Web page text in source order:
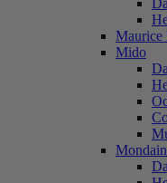
Maurice
Mido